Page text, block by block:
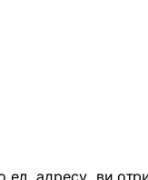
ел. адресу, ви